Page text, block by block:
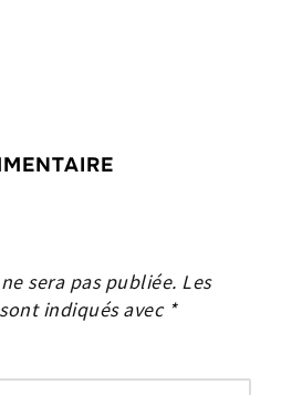
sera pas publiée. Les
indiqués avec *